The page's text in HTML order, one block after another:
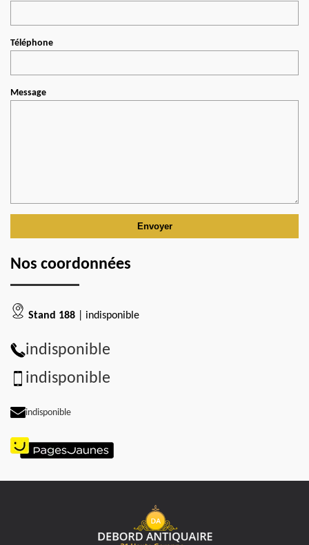
Téléphone
Message
Nos coordonnées
Stand 188 | indisponible
indisponible
indisponible
indisponible